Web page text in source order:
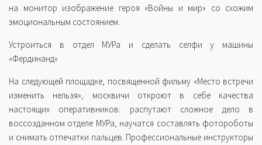
на монитор изображение героя «Войны и мир» со схожим
эмоциональным состоянием.
Устроиться в отдел МУРа и сделать селфи у машины
«Фердинанд»
На следующей площадке, посвященной фильму «Место встречи
изменить нельзя», москвичи откроют в себе качества
настоящих оперативников: распутают сложное дело в
воссозданном отделе МУРа, научатся составлять фотороботы
и снимать отпечатки пальцев. Профессиональные инструкторы